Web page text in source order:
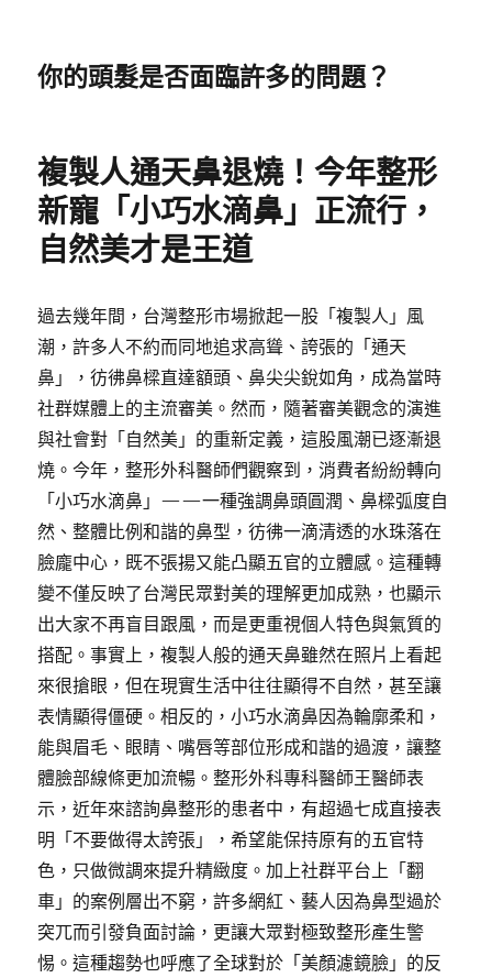
你的頭髮是否面臨許多的問題？
複製人通天鼻退燒！今年整形
新寵「小巧水滴鼻」正流行，
自然美才是王道
過去幾年間，台灣整形市場掀起一股「複製人」風
潮，許多人不約而同地追求高聳、誇張的「通天
鼻」，彷彿鼻樑直達額頭、鼻尖尖銳如角，成為當時
社群媒體上的主流審美。然而，隨著審美觀念的演進
與社會對「自然美」的重新定義，這股風潮已逐漸退
燒。今年，整形外科醫師們觀察到，消費者紛紛轉向
「小巧水滴鼻」——一種強調鼻頭圓潤、鼻樑弧度自
然、整體比例和諧的鼻型，彷彿一滴清透的水珠落在
臉龐中心，既不張揚又能凸顯五官的立體感。這種轉
變不僅反映了台灣民眾對美的理解更加成熟，也顯示
出大家不再盲目跟風，而是更重視個人特色與氣質的
搭配。事實上，複製人般的通天鼻雖然在照片上看起
來很搶眼，但在現實生活中往往顯得不自然，甚至讓
表情顯得僵硬。相反的，小巧水滴鼻因為輪廓柔和，
能與眉毛、眼睛、嘴唇等部位形成和諧的過渡，讓整
體臉部線條更加流暢。整形外科專科醫師王醫師表
示，近年來諮詢鼻整形的患者中，有超過七成直接表
明「不要做得太誇張」，希望能保持原有的五官特
色，只做微調來提升精緻度。加上社群平台上「翻
車」的案例層出不窮，許多網紅、藝人因為鼻型過於
突兀而引發負面討論，更讓大眾對極致整形產生警
惕。這種趨勢也呼應了全球對於「美顏濾鏡臉」的反